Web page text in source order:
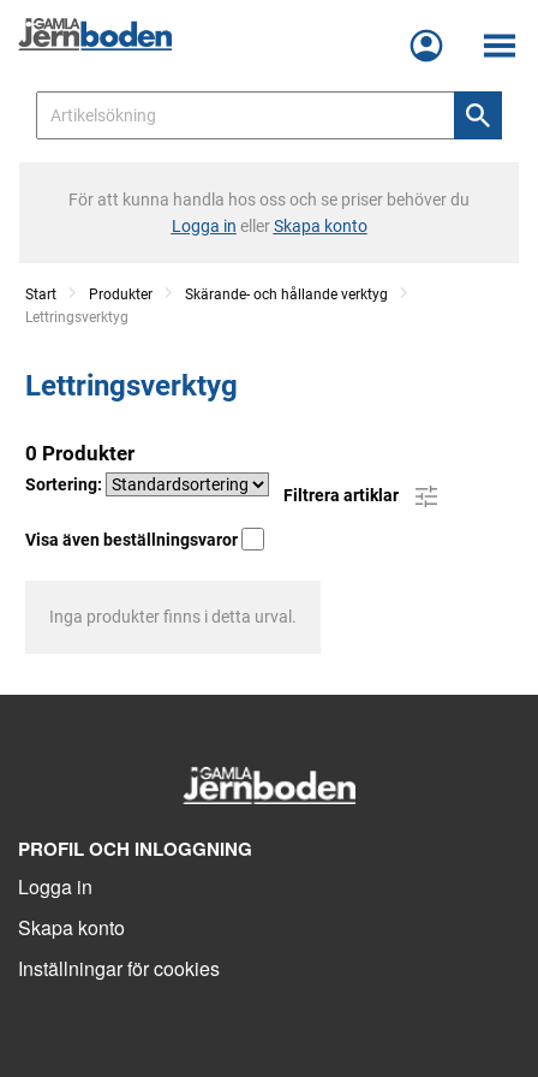
Meny
För att kunna handla hos oss och se priser behöver du
Logga in ellerSkapa konto
Start Produkter
Skärande- och hållande verktyg
Current:
Lettringsverktyg
Lettringsverktyg
0 Produkter
Sortering:
Filtrera artiklar
Visa även beställningsvaror
Inga produkter finns i detta urval.
PROFIL OCH INLOGGNING
Logga in
Skapa konto
Inställningar för cookies